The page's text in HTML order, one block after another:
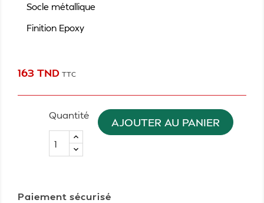
Socle métallique
Finition Epoxy
163 TND TTC
Quantité
AJOUTER AU PANIER
Paiement sécurisé